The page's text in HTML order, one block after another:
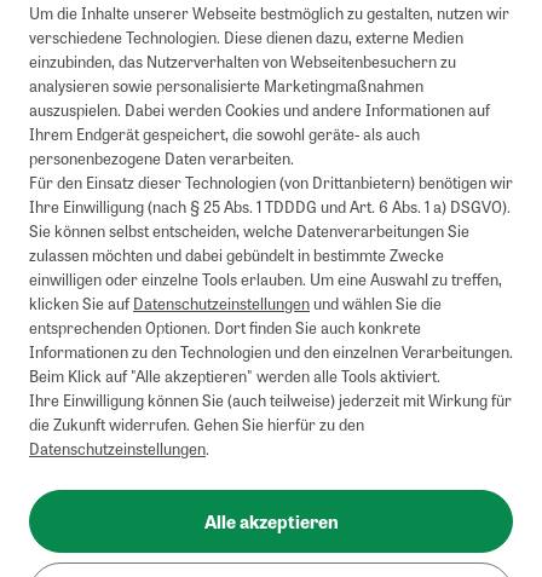
Um die Inhalte unserer Webseite bestmöglich zu gestalten, nutzen wir
verschiedene Technologien. Diese dienen dazu, externe Medien
einzubinden, das Nutzerverhalten von Webseitenbesuchern zu
analysieren sowie personalisierte Marketingmaßnahmen
auszuspielen. Dabei werden Cookies und andere Informationen auf
Ihrem Endgerät gespeichert, die sowohl geräte- als auch
personenbezogene Daten verarbeiten.
Für den Einsatz dieser Technologien (von Drittanbietern) benötigen wir
Ihre Einwilligung (nach § 25 Abs. 1 TDDDG und Art. 6 Abs. 1 a) DSGVO).
Sie können selbst entscheiden, welche Datenverarbeitungen Sie
zulassen möchten und dabei gebündelt in bestimmte Zwecke
einwilligen oder einzelne Tools erlauben. Um eine Auswahl zu treffen,
klicken Sie aufDatenschutzeinstellungenund wählen Sie die
entsprechenden Optionen. Dort finden Sie auch konkrete
Informationen zu den Technologien und den einzelnen Verarbeitungen.
Beim Klick auf "Alle akzeptieren" werden alle Tools aktiviert.
Ihre Einwilligung können Sie (auch teilweise) jederzeit mit Wirkung für
die Zukunft widerrufen. Gehen Sie hierfür zu den
Datenschutzeinstellungen.
Alle akzeptieren